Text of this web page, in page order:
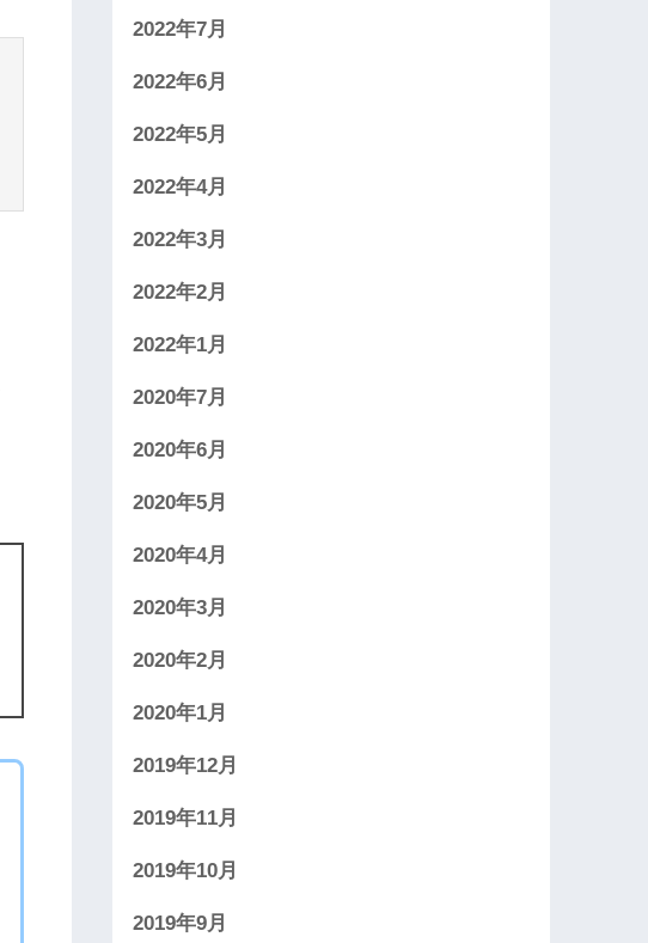
2022年7月
2022年6月
2022年5月
2022年4月
2022年3月
2022年2月
2022年1月
2020年7月
2020年6月
2020年5月
2020年4月
2020年3月
2020年2月
2020年1月
2019年12月
2019年11月
2019年10月
2019年9月